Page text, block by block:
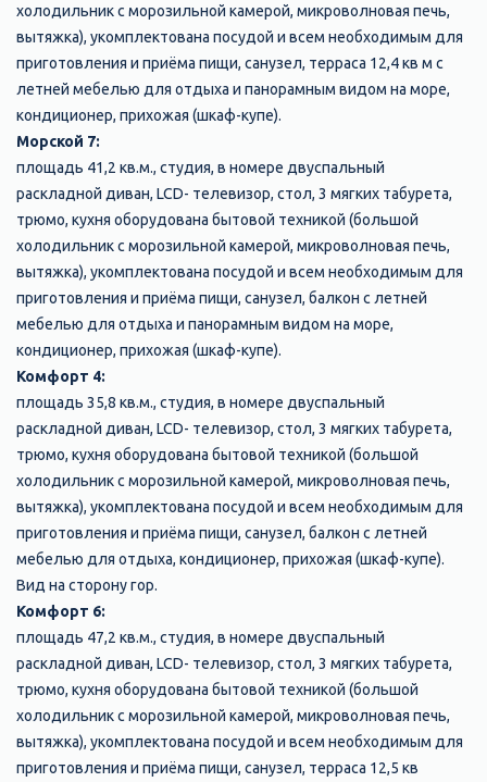
холодильник с морозильной камерой, микроволновая печь,
вытяжка), укомплектована посудой и всем необходимым для
приготовления и приёма пищи, санузел, терраса 12,4 кв м с
летней мебелью для отдыха и панорамным видом на море,
кондиционер, прихожая (шкаф-купе).
Морской 7:
площадь 41,2 кв.м., студия, в номере двуспальный
раскладной диван, LCD- телевизор, стол, 3 мягких табурета,
трюмо, кухня оборудована бытовой техникой (большой
холодильник с морозильной камерой, микроволновая печь,
вытяжка), укомплектована посудой и всем необходимым для
приготовления и приёма пищи, санузел, балкон с летней
мебелью для отдыха и панорамным видом на море,
кондиционер, прихожая (шкаф-купе).
Комфорт 4:
площадь 35,8 кв.м., студия, в номере двуспальный
раскладной диван, LCD- телевизор, стол, 3 мягких табурета,
трюмо, кухня оборудована бытовой техникой (большой
холодильник с морозильной камерой, микроволновая печь,
вытяжка), укомплектована посудой и всем необходимым для
приготовления и приёма пищи, санузел, балкон с летней
мебелью для отдыха, кондиционер, прихожая (шкаф-купе).
Вид на сторону гор.
Комфорт 6:
площадь 47,2 кв.м., студия, в номере двуспальный
раскладной диван, LCD- телевизор, стол, 3 мягких табурета,
трюмо, кухня оборудована бытовой техникой (большой
холодильник с морозильной камерой, микроволновая печь,
вытяжка), укомплектована посудой и всем необходимым для
приготовления и приёма пищи, санузел, терраса 12,5 кв